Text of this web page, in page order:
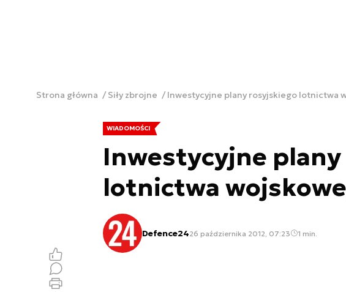
Strona główna Siły zbrojne Inwestycyjne plany rosyjskiego lotnictwa
WIADOMOŚCI
Inwestycyjne
lotnictwa
Defence2426 października 2012, 07:23 1 min.